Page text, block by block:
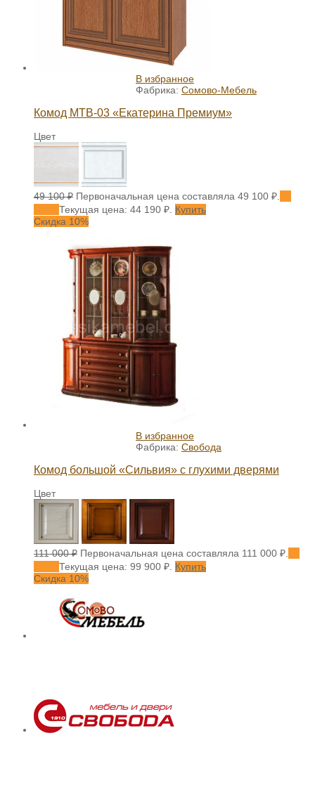
В избранное
Фабрика: Сомово-Мебель
Комод МТВ-03 «Екатерина Премиум»
Цвет
49 100₽ Первоначальная цена составляла 49 100 ₽.
Текущая цена: 44 190 ₽. Купить
Скидка 10%
В избранное
Фабрика: Свобода
Комод большой «Сильвия» с глухими дверями
Цвет
111 000₽ Первоначальная цена составляла 111 000 ₽.
Текущая цена: 99 900 ₽. Купить
Скидка 10%